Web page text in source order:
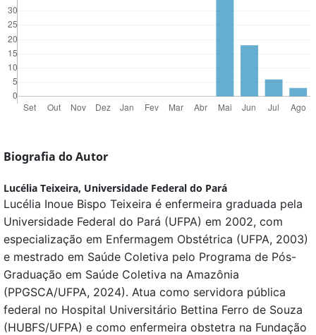
Biografia do Autor
Lucélia Teixeira, Universidade Federal do Pará
Lucélia Inoue Bispo Teixeira é enfermeira graduada pela
Universidade Federal do Pará (UFPA) em 2002, com
especialização em Enfermagem Obstétrica (UFPA, 2003)
e mestrado em Saúde Coletiva pelo Programa de Pós-
Graduação em Saúde Coletiva na Amazônia
(PPGSCA/UFPA, 2024). Atua como servidora pública
federal no Hospital Universitário Bettina Ferro de Souza
(HUBFS/UFPA) e como enfermeira obstetra na Fundação